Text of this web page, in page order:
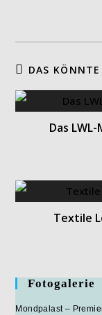
DAS
Das
Textile
Fotogalerie
Mondpalast –